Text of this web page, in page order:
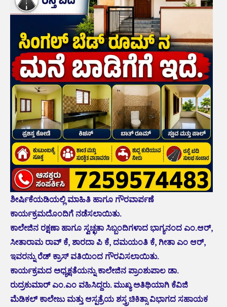
ಶೀರ್ಷಿಕೆಯಡಿಯಲ್ಲಿ ಮಾಹಿತಿ ಹಾಗೂ ಗೌರವಾರ್ಪಣೆ
ಕಾರ್ಯಕ್ರಮದೊಂದಿಗೆ ನಡೆಸಲಾಯಿತು.
ಕಾಲೇಜಿನ ರಕ್ಷಣಾ ಹಾಗೂ ಸ್ವಚ್ಛತಾ ಸಿಬ್ಬಂದಿಗಳಾದ ಭಾಗ್ಯನಂದ ಎಂ.ಆರ್,
ಸೀತಾರಾಮ ರಾವ್ ಕೆ, ಶಾರದಾ ಪಿ ಕೆ, ದಮಯಂತಿ ಕೆ, ಗೀತಾ ಎಂ ಆರ್,
ಇವರನ್ನು ರೆಡ್ ಕ್ರಾಸ್ ವತಿಯಿಂದ ಗೌರವಿಸಲಾಯಿತು.
ಕಾರ್ಯಕ್ರಮದ ಅಧ್ಯಕ್ಷತೆಯನ್ನು ಕಾಲೇಜಿನ ಪ್ರಾಂಶುಪಾಲ ಡಾ.
ರುದ್ರಕುಮಾರ್ ಎಂ.ಎಂ ವಹಿಸಿದ್ದರು. ಮುಖ್ಯ ಅತಿಥಿಯಾಗಿ ಕೆವಿಜಿ
ಮೆಡಿಕಲ್ ಕಾಲೇಜು ಮತ್ತು ಆಸ್ಪತ್ರೆಯ ಶಸ್ತ್ರಚಿಕಿತ್ಸಾ ವಿಭಾಗದ ಸಹಾಯಕ